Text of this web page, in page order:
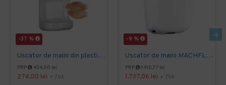
-37 %
Uscator de maini din plastic 1400 W AQAS
PRP 434,00 lei
274,00 lei + TVA
-9 %
Uscator de maini MACHFLOW, gama Eco, actionare cu senzor, Mediclinics
PRP 1.910,77 lei
1.737,06 lei + TVA